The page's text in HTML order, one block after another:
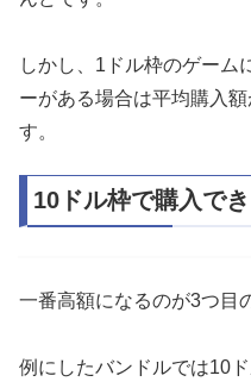
しかし、1ドル枠のゲーム
ーがある場合は平均購入
す。
10ドル枠で購入で
一番高額になるのが3つ目
例にしたバンドルでは10